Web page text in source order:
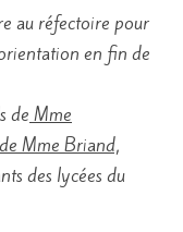
au réfectoire pour
en fin de
de Mme
Mme Briand,
des lycées du